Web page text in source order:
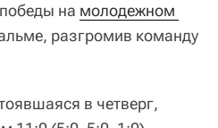
на молодежном
разгромив команду
в четверг,